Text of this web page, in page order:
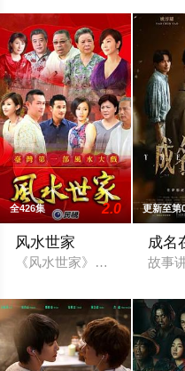
全426集 2.0
风水世家
《风水世家》（英文：
更新至第
成名
故事